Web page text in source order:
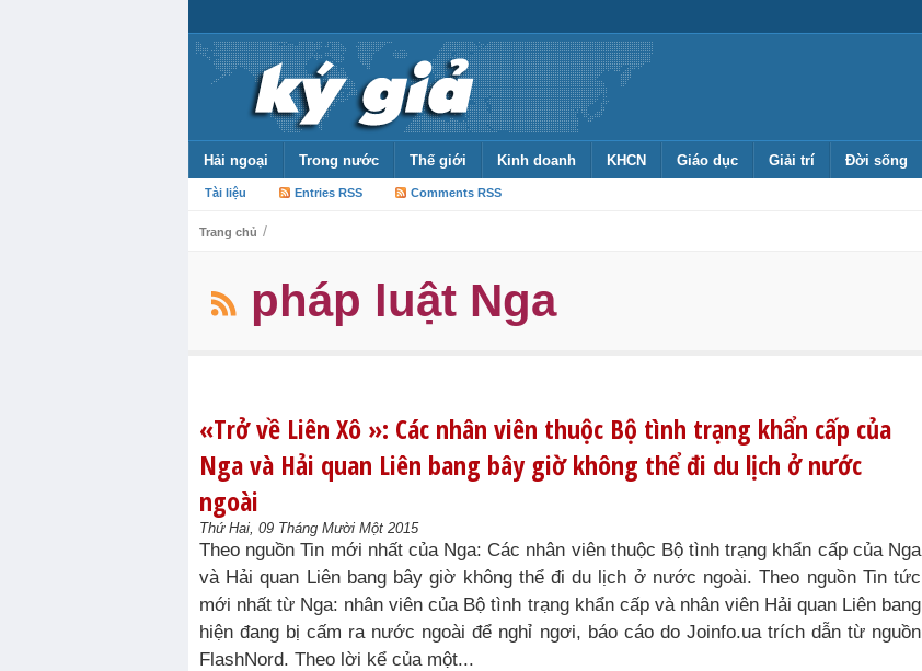
Hải ngoại Trong nước Thế giới Kinh doanh KHCN Giáo dục Giải trí Đời sống
Tài liệu Entries RSS Comments RSS
Trang chủ /
pháp luật Nga
«Trở về Liên Xô »: Các nhân viên thuộc Bộ tình trạng khẩn cấp của
Nga và Hải quan Liên bang bây giờ không thể đi du lịch ở nước
ngoài
Thứ Hai, 09 Tháng Mười Một 2015
Theo nguồn Tin mới nhất của Nga: Các nhân viên thuộc Bộ tình trạng khẩn cấp của Nga
và Hải quan Liên bang bây giờ không thể đi du lịch ở nước ngoài. Theo nguồn Tin tức
mới nhất từ Nga: nhân viên của Bộ tình trạng khẩn cấp và nhân viên Hải quan Liên bang
hiện đang bị cấm ra nước ngoài để nghỉ ngơi, báo cáo do Joinfo.ua trích dẫn từ nguồn
FlashNord. Theo lời kể của một...